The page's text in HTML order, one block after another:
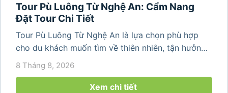
Tour Pù Luông Từ Nghệ An: Cẩm Nang
Đặt Tour Chi Tiết
Tour Pù Luông Từ Nghệ An là lựa chọn phù hợp
cho du khách muốn tìm về thiên nhiên, tận hưởng
không khí trong lành và khám phá vẻ đẹp bình yên
8 Tháng 8, 2026
Xem chi tiết